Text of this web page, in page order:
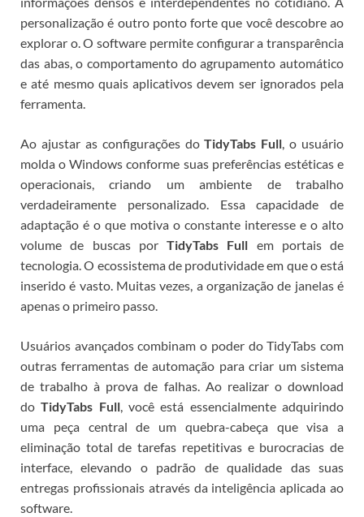
personalização é outro ponto forte que você descobre ao
explorar o. O software permite configurar a transparência
das abas, o comportamento do agrupamento automático
e até mesmo quais aplicativos devem ser ignorados pela
ferramenta.
Ao ajustar as configurações doTidyTabs Full, o usuário
molda o Windows conforme suas preferências estéticas e
operacionais, criando um ambiente de trabalho
verdadeiramente personalizado. Essa capacidade de
adaptação é o que motiva o constante interesse e o alto
volume de buscas por TidyTabs Full em portais de
tecnologia.O ecossistema de produtividade em que oestá
inserido é vasto. Muitas vezes, a organização de janelas é
apenas o primeiro passo.
Usuários avançados combinam o poder do TidyTabs com
outras ferramentas de automação para criar um sistema
de trabalho à prova de falhas. Ao realizar o download
doTidyTabs Full, você está essencialmente adquirindo
uma peça central de um quebra-cabeça que visa a
eliminação total de tarefas repetitivas e burocracias de
interface, elevando o padrão de qualidade das suas
entregas profissionais através da inteligência aplicada ao
software.